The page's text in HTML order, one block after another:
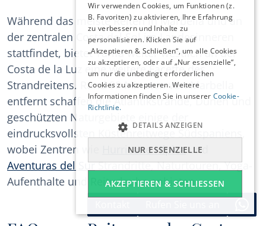
Während das meiste Reiten in Marbella und an
der zentralen Costa del Sol im Landesinneren
stattfindet, bietet Tarifa weiter westlich an der
Costa de la Luz eine weitere Facette des
Strandreitens. Rund 90 Minuten von Marbella
entfernt schaffen die Atlantikstrände, Dünen und
geschützten Naturgebiete einige der
eindrucksvollsten Küstenreitwege Südspaniens,
wobei Zentren wie
Hurricane Hípicaund
Aventuras del SurStrandritte, Naturtouren, Yoga-
Aufenthalte und Reiturlaube anbieten.
DEUTSCH
NEDERLANDS
Wir verwenden Cookies, um Funktionen (z.
B. Favoriten) zu aktivieren, Ihre Erfahrung
zu verbessern und Inhalte zu
personalisieren. Klicken Sie auf
„Akzeptieren & Schließen“, um alle Cookies
zu akzeptieren, oder auf „Nur essenzielle“,
um nur die unbedingt erforderlichen
Cookies zu akzeptieren. Weitere
Informationen finden Sie in unserer Cookie-
Richtlinie.
AKZEPTIEREN & SCHLIESSEN
NUR ESSENZIELLE
DETAILS ANZEIGEN